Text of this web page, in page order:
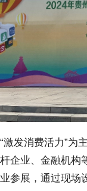
消费活力”为主
企业、金融机构
参展，通过现场